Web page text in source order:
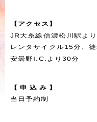
【 アク セ ス 】
JR大糸線信濃松川駅よ
レンタサイクル15分、
安曇野I.C.より30分
【 申 込 み 】
当日予約制